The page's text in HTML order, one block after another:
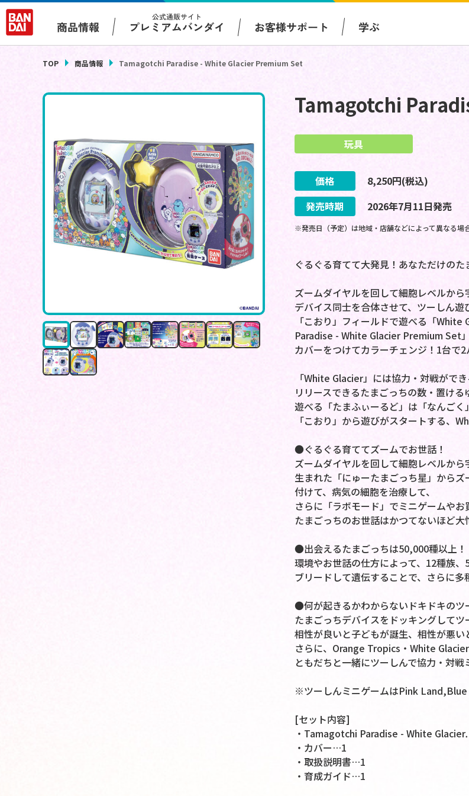
商品情報
公式通販サイト
プレミアムバンダイ お客様サポート 学ぶ
TOP 商品情報 Tamagotchi Paradise - White Glacier Premium Set
Tamagotchi
玩具
価格 8,250円(税込)
発売時期
2026年7月11日発売
※発売日（予定）は地域・店舗などによって異なる場
ぐるぐる育てて大発見！あなただけの
ズームダイヤルを回して細胞レベルから
デバイス同士を合体させて、ツーしん
「こおり」フィールドで遊べる「
Paradise - White Glacier Premium Set
カバーをつけてカラーチェンジ！1台で
「White Glacier」には協力・対戦がで
リリースできるたまごっちの数・置け
遊べる「たまふぃーるど」は「なんごく
「こおり」から遊びがスタートする、
●ぐるぐる育ててズームでお世話！
ズームダイヤルを回して細胞レベルから
生まれた「にゅーたまごっち星」から
付けて、病気の細胞を治療して、
さらに「ラボモード」でミニゲームやお
たまごっちのお世話はかつてないほど大
●出会えるたまごっちは50,000種以上！
環境やお世話の仕方によって、12種族、
ブリードして遺伝することで、さらに多
●何が起きるかわからないドキドキのツ
たまごっちデバイスをドッキングしてツ
相性が良いと子どもが誕生、相性が悪い
さらに、Orange Tropics・White
ともだちと一緒にツーしんで協力・対戦
※ツーしんミニゲームはPink
[セット内容]
・Tamagotchi Paradise - White
・カバー…1
・取扱説明書…1
・育成ガイド…1